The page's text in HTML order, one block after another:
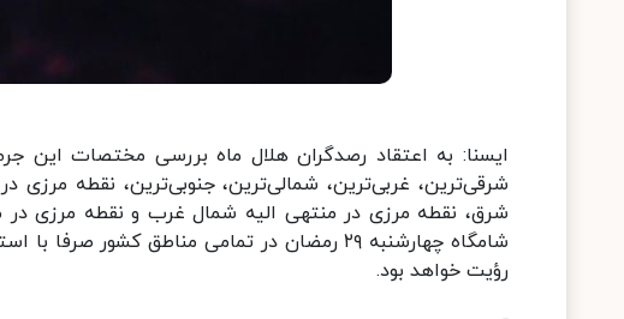
شرقی‌ترین، غربی‌ترین، شمالی‌ترین، جنوبی‌ترین، نقطه
شرق، نقطه مرزی در منتهی الیه شمال غرب و نقطه مرزی
شامگاه چهارشنبه ۲۹ رمضان در تمامی مناطق
رؤیت خواهد بود.